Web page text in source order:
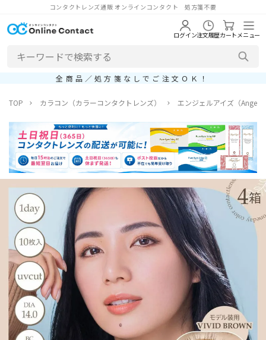
コンタクトレンズ通販 オンラインコンタクト 処方箋不要
ログイン注文履歴カートメニュー
全商品／処方箋なしでご注文ＯＫ！
TOP カラコン（カラーコンタクトレンズ） エンジェルアイズ（Angel